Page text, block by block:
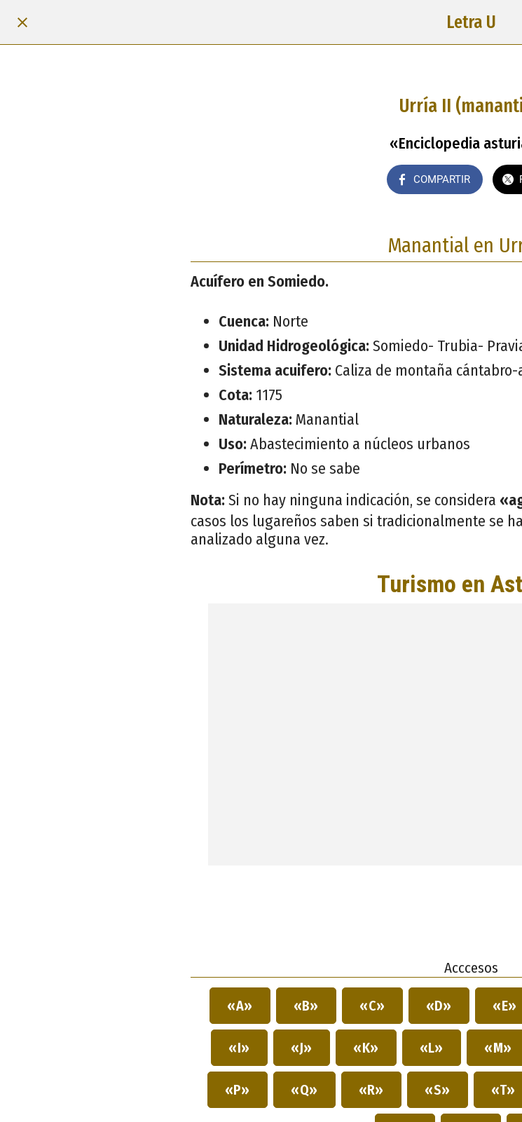
Letra U
Urría II
«Enciclopedia
COMPARTIR
Manantial en
Acuífero en Somiedo.
Cuenca: Norte
Unidad Hidrogeológica: Somiedo- Trubia-
Sistema acuifero: Caliza de montaña
Cota: 1175
Naturaleza: Manantial
Uso: Abastecimiento a núcleos urbanos
Perímetro: No se sabe
Nota: Si no hay ninguna indicación, se considera
casos los lugareños saben si tradicionalmente se
analizado alguna vez.
Acccesos
«A» «B» «C» «D» «E»
«I» «J» «K» «L» «M»
«P» «Q» «R» «S» «T»